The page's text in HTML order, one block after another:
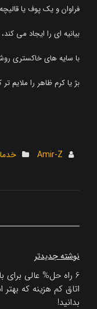
فراوان و یک پوف یا
بیانیه ای را ایجاد می
با سایه های خاکستری
بژ یا کرم ظاهر را ملایم تر
Amir-Z
راهبری
نوشته
نوشته جدیدتر
6 راه حل% عالی برای
اتاق کم هزینه که
بدانید!